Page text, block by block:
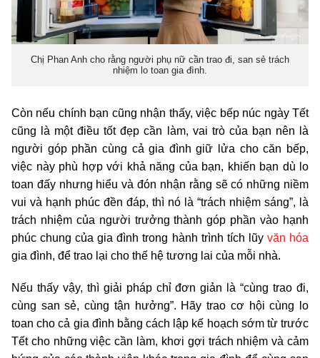
Chị Phan Anh cho rằng người phụ nữ cần trao đi, san sẻ trách
nhiệm lo toan gia đình.
Còn nếu chính bạn cũng nhận thấy, việc bếp núc ngày Tết
cũng là một điều tốt đẹp cần làm, vai trò của bạn nên là
người góp phần cùng cả gia đình giữ lửa cho căn bếp,
việc này phù hợp với khả năng của bạn, khiến bạn dù lo
toan đấy nhưng hiểu và đón nhận rằng sẽ có những niềm
vui và hạnh phúc đền đáp, thì nó là “trách nhiệm sáng”, là
trách nhiệm của người trưởng thành góp phần vào hạnh
phúc chung của gia đình trong hành trình tích lũy văn hóa
gia đình, để trao lại cho thế hệ tương lai của mỗi nhà.
Nếu thấy vậy, thì giải pháp chỉ đơn giản là “cùng trao đi,
cùng san sẻ, cùng tận hưởng”. Hãy trao cơ hội cùng lo
toan cho cả gia đình bằng cách lập kế hoạch sớm từ trước
Tết cho những việc cần làm, khơi gợi trách nhiệm và cảm